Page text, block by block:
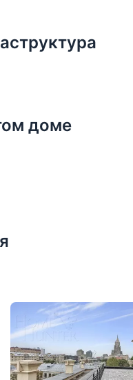
доме